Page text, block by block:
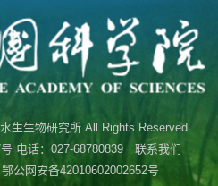
生生物研究所 All Rights Reserved
电话：027-68780839 联系我们
公网安备42010602002652号